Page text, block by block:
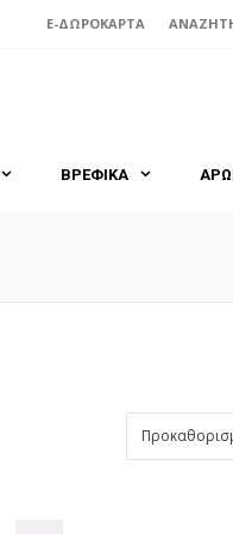
E-ΔΩΡΟΚΆΡΤΑ
ΒΡΕΦΙΚΑ